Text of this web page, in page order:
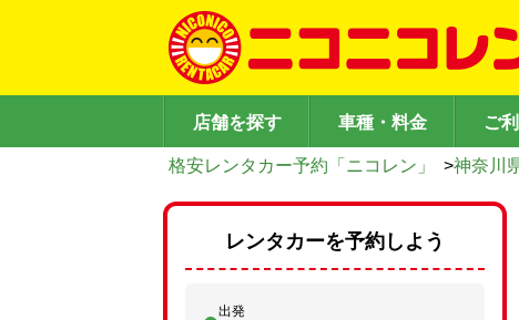
店舗を探す 車種・料金 ご
格安レンタカー予約「ニコレン」 >神奈川
レンタカーを予約しよう
出発